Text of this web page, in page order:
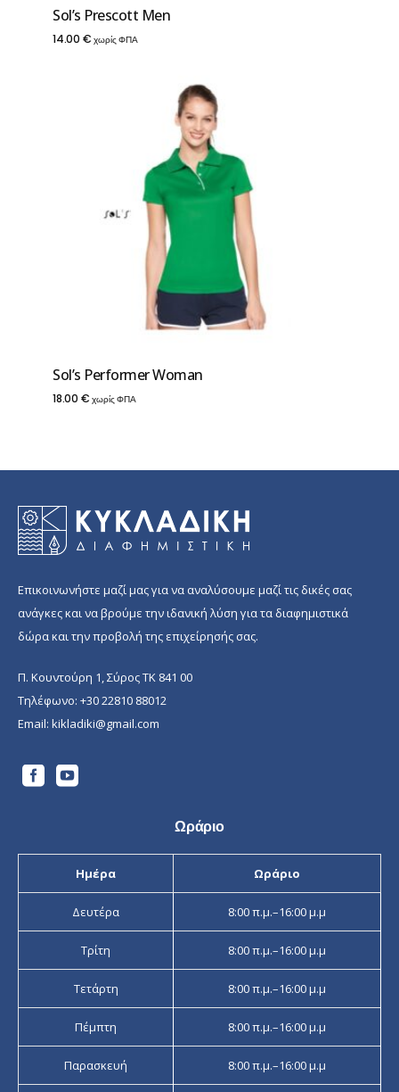
Sol’s Prescott Men
14.00 € χωρίς ΦΠΑ
Sol’s Performer Woman
18.00 € χωρίς ΦΠΑ
Επικοινωνήστε μαζί μας για να αναλύσουμε μαζί τις δικές σας
ανάγκες και να βρούμε την ιδανική λύση για τα διαφημιστικά
δώρα και την προβολή της επιχείρησής σας.
Π. Κουντούρη 1, Σύρος ΤΚ 841 00
Τηλέφωνο: +30 22810 88012
Email: kikladiki@gmail.com
Ωράριο
Ημέρα Ωράριο
Δευτέρα 8:00 π.μ.–16:00 μ.μ
Τρίτη 8:00 π.μ.–16:00 μ.μ
Τετάρτη 8:00 π.μ.–16:00 μ.μ
Πέμπτη 8:00 π.μ.–16:00 μ.μ
Παρασκευή 8:00 π.μ.–16:00 μ.μ